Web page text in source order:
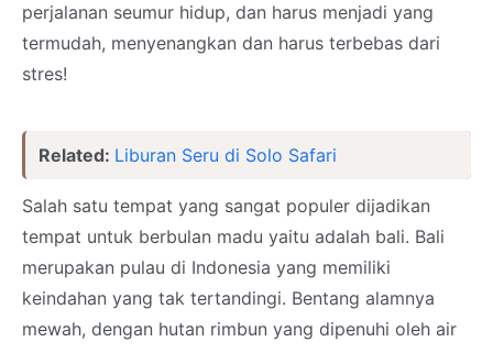
perjalanan seumur hidup, dan harus menjadi yang
termudah, menyenangkan dan harus terbebas dari
stres!
Related: Liburan Seru di Solo Safari
Salah satu tempat yang sangat populer dijadikan
tempat untuk berbulan madu yaitu adalah bali. Bali
merupakan pulau di Indonesia yang memiliki
keindahan yang tak tertandingi. Bentang alamnya
mewah, dengan hutan rimbun yang dipenuhi oleh air